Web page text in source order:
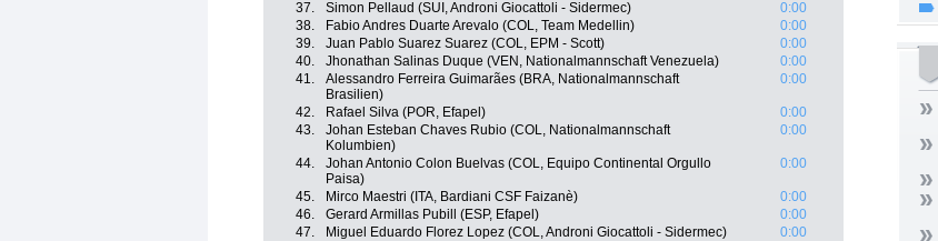
37.
Simon Pellaud (SUI, Androni Giocattoli - Sidermec)
0:00
38.
Fabio Andres Duarte Arevalo (COL, Team Medellin)
0:00
39.
Juan Pablo Suarez Suarez (COL, EPM - Scott)
0:00
40.
Jhonathan Salinas Duque (VEN, Nationalmannschaft Venezuela)
0:00
41.
Alessandro Ferreira Guimarães (BRA, Nationalmannschaft
Brasilien)
0:00
42. Rafael Silva (POR, Efapel)
0:00
43.
Johan Esteban Chaves Rubio (COL, Nationalmannschaft
Kolumbien)
0:00
44.
Johan Antonio Colon Buelvas (COL, Equipo Continental Orgullo
Paisa)
0:00
45. Mirco Maestri (ITA, Bardiani CSF Faizanè)
0:00
46.
Gerard Armillas Pubill (ESP, Efapel)
0:00
47.
Miguel Eduardo Florez Lopez (COL, Androni Giocattoli - Sidermec)
0:00